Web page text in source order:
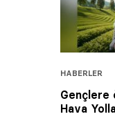
HABERLER
Gençlere
Hava